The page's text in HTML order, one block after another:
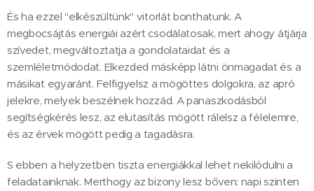
És ha ezzel "elkészültünk" vitorlát bonthatunk. A
megbocsájtás energiái azért csodálatosak, mert ahogy átjárja
szívedet, megváltoztatja a gondolataidat és a
szemléletmódodat. Elkezded másképp látni önmagadat és a
másikat egyaránt. Felfigyelsz a mögöttes dolgokra, az apró
jelekre, melyek beszélnek hozzád. A panaszkodásból
segítségkérés lesz, az elutasítás mögött rálelsz a félelemre,
és az érvek mögött pedig a tagadásra.
S ebben a helyzetben tiszta energiákkal lehet nekilódulni a
feladatainknak. Merthogy az bizony lesz bőven: napi szinten